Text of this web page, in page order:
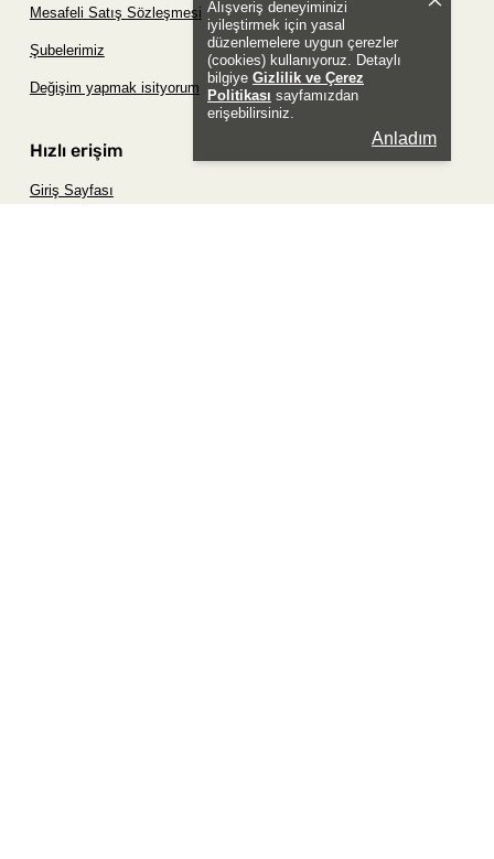
Alışveriş deneyiminizi
iyileştirmek için yasal
düzenlemelere uygun çerezler
(cookies) kullanıyoruz. Detaylı
bilgiye Gizlilik ve Çerez
Politikası sayfamızdan
erişebilirsiniz.
Anladım
Mesafeli Satış Sözleşmesi
Şubelerimiz
Değişim yapmak isityorum
Hızlı erişim
Giriş Sayfası